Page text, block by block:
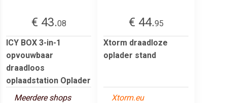
€ 43.08
ICY BOX 3-in-1
opvouwbaar
draadloos
oplaadstation Oplader
Meerdere shops
€ 44.95
Xtorm draadloze
oplader stand
Xtorm.eu